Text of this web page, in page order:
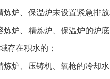
炼炉、保温炉未设置紧急排
炼炉、精炼炉、保温炉的
存在积水的；
炼炉、压铸机、氧枪的冷却